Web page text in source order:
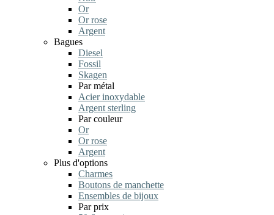
Or
Or rose
Argent
Bagues
Diesel
Fossil
Skagen
Par métal
Acier inoxydable
Argent sterling
Par couleur
Or
Or rose
Argent
Plus d'options
Charmes
Boutons de manchette
Ensembles de bijoux
Par prix